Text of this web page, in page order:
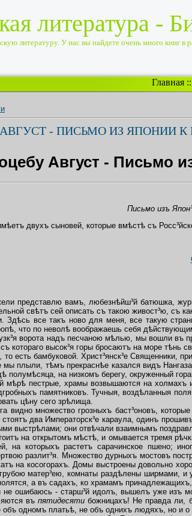
литература -
литературу. У нас вы найдете очень много книг в
Главная ::
- ПИСЬМО ИЗ ЯПОНИИ
Август - Письмо
Письмо изъ
двухъ сыновей, которые вмѣстѣ съ
представлю вамъ, любезнѣйш³й батюшка,
свѣтъ сей описать съ такою живост³ю, съ
Здѣсь все такъ ново для меня, все такую
что по неволѣ воображаешь себя
ворота надъ песчаною мѣлью, мы вошли въ
котораго высок³я горы бросаютъ на море
то есть бамбуковой. Христ³янск³е Священники,
плыли, тѣмъ прекраснѣе казался видъ
полумѣсяца,
на низкомъ берегу, окруженный
мѣрѣ пестрые, храмы возвышаются на холмахъ
памятниковъ. Тучныя, воздѣланныя поля
цѣну сего зрѣлища.
видно множество грозныхъ баст³оновъ,
стоятъ два Императорск³е караула, одинъ
выстрѣлами; они отвѣчали взаимнымъ
на открытомъ мѣстѣ, и омывается тремя
на которыхъ растетъ сарачинское пшено;
разлит³я. Множество дурныхъ мостовъ
на косогорахъ. Домы выстроены довольно
матер³ею, комнаты раздѣлены ширмами, и
а въ садахъ, ко храмамъ принадлежащихъ,
ошибаюсь - старш³й идолъ, вышелъ уже изъ
въпятидесятибожницахъ! Не правда ли,
объ одномъ платьѣ, не объ однихъ людяхъ, но и